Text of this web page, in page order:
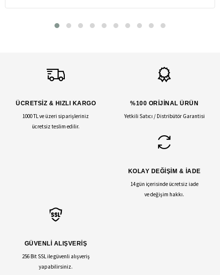
ÜCRETSİZ & HIZLI KARGO
1000 TL ve üzeri siparişleriniz
ücretsiz teslim edilir.
%100 ORİJİNAL ÜRÜN
Yetkili Satıcı / Distribütör Garantisi
KOLAY DEĞİŞİM & İADE
14 gün içerisinde ücretsiz iade
ve değişim hakkı.
GÜVENLİ ALIŞVERİŞ
256 Bit SSL ile güvenli alışveriş
yapabilirsiniz.